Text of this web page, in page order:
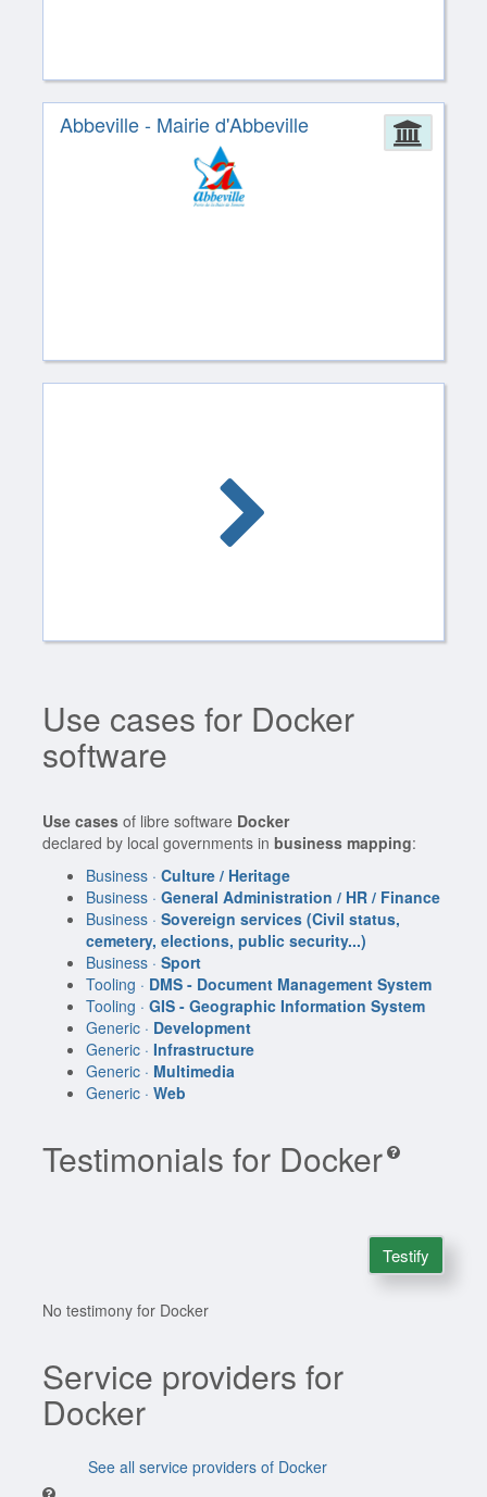
Abbeville - Mairie d'Abbeville
Use cases for Docker
software
Use cases of libre software Docker
declared by local governments inbusiness mapping:
Business ·Culture / Heritage
Business ·General Administration / HR / Finance
Business ·Sovereign services (Civil status,
cemetery, elections, public security...)
Business ·Sport
Tooling · DMS - Document Management System
Tooling ·GIS - Geographic Information System
Generic · Development
Generic ·Infrastructure
Generic · Multimedia
Generic ·Web
Testimonials for Docker
Testify
No testimony for Docker
Service providers for
Docker
See all service providers of Docker